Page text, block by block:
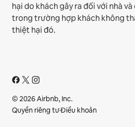
hại do khách gây ra đối với nhà
trong trường hợp khách không
thiệt hại đó.
© 2026 Airbnb, Inc.
Quyền riêng tư·Điều khoản